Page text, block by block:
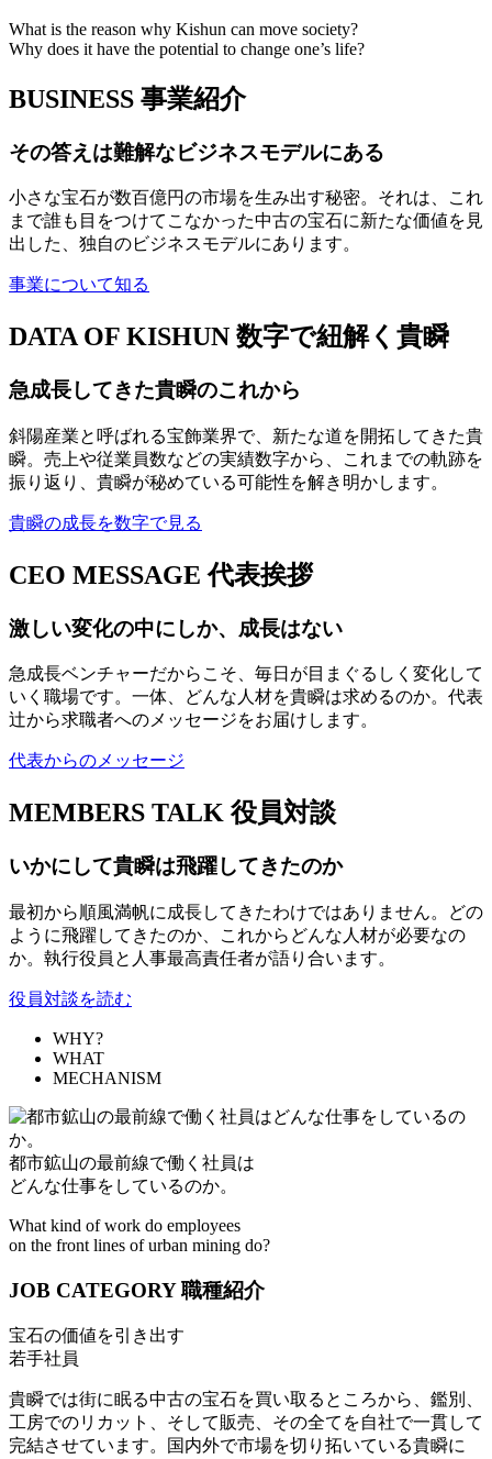
What is the reason why Kishun can move society?
Why does it have the potential to change one’s life?
BUSINESS 事業紹介
その答えは難解なビジネスモデルにある
小さな宝石が数百億円の市場を生み出す秘密。それは、これ
まで誰も目をつけてこなかった中古の宝石に新たな価値を見
出した、独自のビジネスモデルにあります。
事業について知る
DATA OF KISHUN 数字で紐解く貴瞬
急成長してきた貴瞬のこれから
斜陽産業と呼ばれる宝飾業界で、新たな道を開拓してきた貴
瞬。売上や従業員数などの実績数字から、これまでの軌跡を
振り返り、貴瞬が秘めている可能性を解き明かします。
貴瞬の成長を数字で見る
CEO MESSAGE 代表挨拶
激しい変化の中にしか、成長はない
急成長ベンチャーだからこそ、毎日が目まぐるしく変化して
いく職場です。一体、どんな人材を貴瞬は求めるのか。代表
辻から求職者へのメッセージをお届けします。
代表からのメッセージ
MEMBERS TALK 役員対談
いかにして貴瞬は飛躍してきたのか
最初から順風満帆に成長してきたわけではありません。どの
ように飛躍してきたのか、これからどんな人材が必要なの
か。執行役員と人事最高責任者が語り合います。
役員対談を読む
WHY?
WHAT
MECHANISM
都市鉱山の最前線で働く社員は
どんな仕事をしているのか。
What kind of work do employees
on the front lines of urban mining do?
JOB CATEGORY 職種紹介
宝石の価値を引き出す
若手社員
貴瞬では街に眠る中古の宝石を買い取るところから、鑑別、
工房でのリカット、そして販売、その全てを自社で一貫して
完結させています。国内外で市場を切り拓いている貴瞬に